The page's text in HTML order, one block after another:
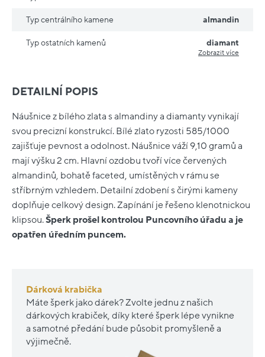
DETAILNÍ POPIS
Náušnice z bílého zlata s almandiny a diamanty vynikají
svou precizní konstrukcí. Bílé zlato ryzosti 585/1000
zajišťuje pevnost a odolnost. Náušnice váží 9,10 gramů a
mají výšku 2 cm. Hlavní ozdobu tvoří více červených
almandinů, bohatě faceted, umístěných v rámu se
stříbrným vzhledem. Detailní zdobení s čirými kameny
doplňuje celkový design. Zapínání je řešeno klenotnickou
klipsou.Šperk prošel kontrolou Puncovního úřadu a je
opatřen úředním puncem.
Dárková krabička
Máte šperk jako dárek? Zvolte jednu z našich
dárkových krabiček, díky které šperk lépe vynikne
a samotné předání bude působit promyšleně a
výjimečně.
Typ centrálního kamene almandin
Typ ostatních kamenů diamant
Zobrazit více